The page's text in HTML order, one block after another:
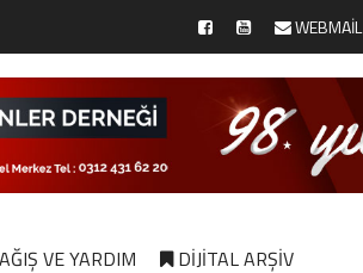
WEBMAİL
VE YARDIM DİJİTAL ARŞİV